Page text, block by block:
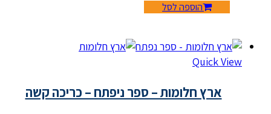
הוספה לסל
Quick View
ארץ חלומות – ספר ניפתח – כריכה קשה